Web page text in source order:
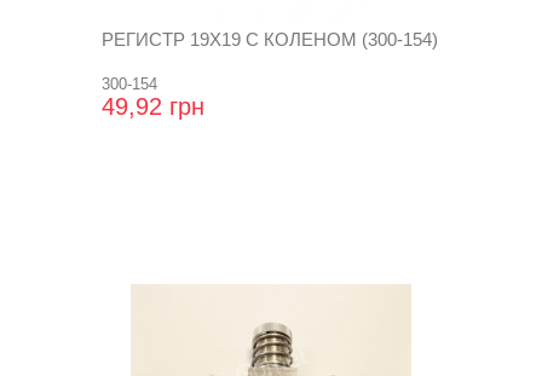
РЕГИСТР 19Х19 С КОЛЕНОМ (300-154)
300-154
49,92 грн